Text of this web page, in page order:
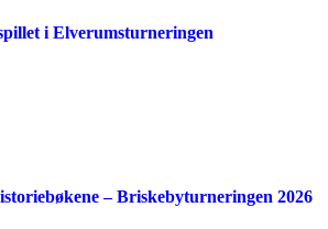
i Elverumsturneringen
– Briskebyturneringen 2026